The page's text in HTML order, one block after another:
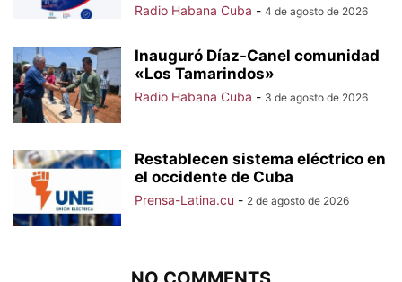
Radio Habana Cuba - 4 de agosto de 2026
Inauguró Díaz-Canel comunidad
«Los Tamarindos»
Radio Habana Cuba - 3 de agosto de 2026
Restablecen sistema eléctrico en
el occidente de Cuba
Prensa-Latina.cu - 2 de agosto de 2026